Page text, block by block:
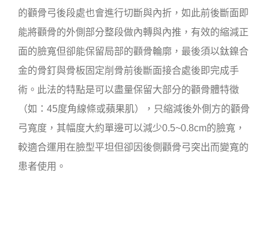
的顴骨弓後段處也會進行切斷與內折，如此前後斷面即
能將顴骨的外側部分整段做內轉與內推，有效的縮減正
面的臉寬但卻能保留局部的顴骨輪廓，最後須以鈦鎳合
金的骨釘與骨板固定削骨前後斷面接合處後即完成手
術。此法的特點是可以盡量保留大部分的顴骨體特徵
（如：45度角線條或蘋果肌），只縮減後外側方的顴骨
弓寬度，其幅度大約單邊可以減少0.5~0.8cm的臉寬，
較適合運用在臉型平坦但卻因後側顴骨弓突出而變寬的
患者使用。